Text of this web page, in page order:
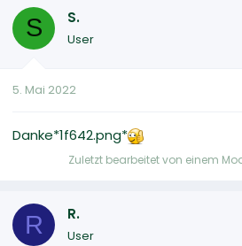
S S.
User
5. Mai 2022
Danke*1f642.png*
Zuletzt bearbeitet von einem
R R.
User